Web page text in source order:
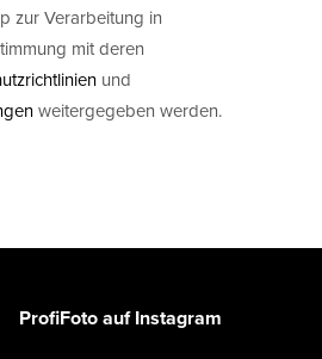
zur Verarbeitung in
mit deren
und
weitergegeben werden.
ProfiFoto auf Instagram